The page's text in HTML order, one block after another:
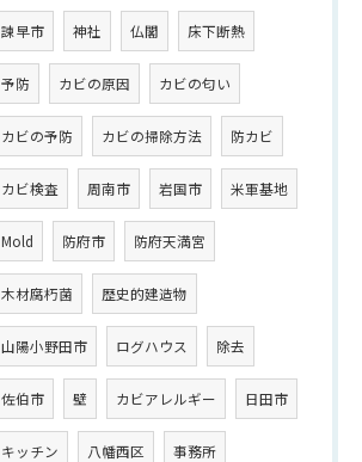
諫早市 神社 仏閣 床下断熱
予防 カビの原因 カビの匂い
カビの予防 カビの掃除方法 防カビ
カビ検査 周南市 岩国市 米軍基地
Mold 防府市 防府天満宮
木材腐朽菌 歴史的建造物
山陽小野田市 ログハウス 除去
佐伯市 壁 カビアレルギー 日田市
キッチン 八幡西区 事務所